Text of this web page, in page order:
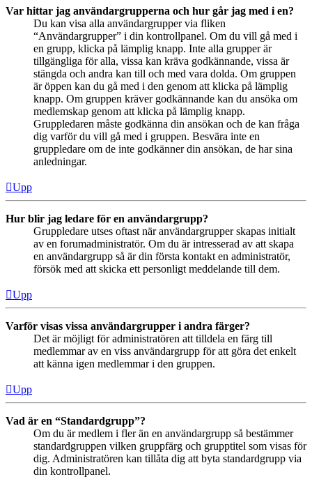
Var hittar jag användargrupperna och hur går jag med i en?
Du kan visa alla användargrupper via fliken
“Användargrupper” i din kontrollpanel. Om du vill gå med i
en grupp, klicka på lämplig knapp. Inte alla grupper är
tillgängliga för alla, vissa kan kräva godkännande, vissa är
stängda och andra kan till och med vara dolda. Om gruppen
är öppen kan du gå med i den genom att klicka på lämplig
knapp. Om gruppen kräver godkännande kan du ansöka om
medlemskap genom att klicka på lämplig knapp.
Gruppledaren måste godkänna din ansökan och de kan fråga
dig varför du vill gå med i gruppen. Besvära inte en
gruppledare om de inte godkänner din ansökan, de har sina
anledningar.
Upp
Hur blir jag ledare för en användargrupp?
Gruppledare utses oftast när användargrupper skapas initialt
av en forumadministratör. Om du är intresserad av att skapa
en användargrupp så är din första kontakt en administratör,
försök med att skicka ett personligt meddelande till dem.
Upp
Varför visas vissa användargrupper i andra färger?
Det är möjligt för administratören att tilldela en färg till
medlemmar av en viss användargrupp för att göra det enkelt
att känna igen medlemmar i den gruppen.
Upp
Vad är en “Standardgrupp”?
Om du är medlem i fler än en användargrupp så bestämmer
standardgruppen vilken gruppfärg och grupptitel som visas för
dig. Administratören kan tillåta dig att byta standardgrupp via
din kontrollpanel.